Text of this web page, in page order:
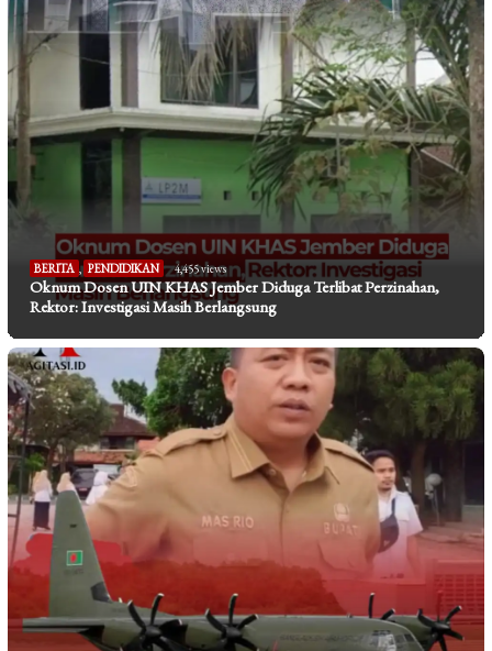
BERITA , PENDIDIKAN 4,455 views
Oknum Dosen UIN KHAS Jember Diduga Terlibat Perzinahan,
Rektor: Investigasi Masih Berlangsung